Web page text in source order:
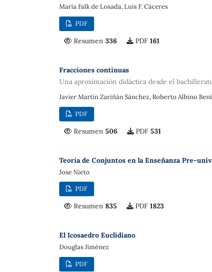
María Falk de Losada, Luis F. Cáceres
PDF
Resumen 336 PDF 161
Fracciones continuas
Una aproximación didáctica desde el
Javier Martín Zariñán Sánchez, Roberto Albino
PDF
Resumen 506 PDF 531
Teoría de Conjuntos en la Enseñanza Pre-
Jose Nieto
PDF
Resumen 835 PDF 1823
El Icosaedro Euclidiano
Douglas Jiménez
PDF